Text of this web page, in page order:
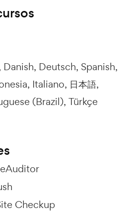
Danish Deutsch Spanish
Italiano 日本語
(Brazil) Türkçe
Checkup